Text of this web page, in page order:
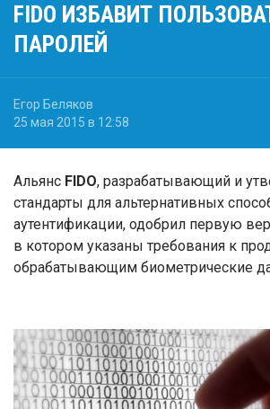
FIDO ИЗБАВИТ
ПАРОЛЕЙ
Егор Беляков
25 мая 2015 в 12:58
Альянс FIDO, разрабатывающий и
стандарты для альтернативных
аутентификации, одобрил первую
в котором указаны требования к
обрабатывающим биометрические